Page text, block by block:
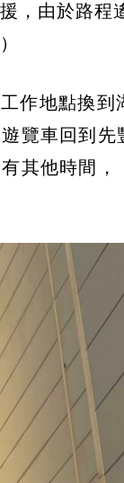
，由於路程
作地點換到
覽車回到先
其他時間，